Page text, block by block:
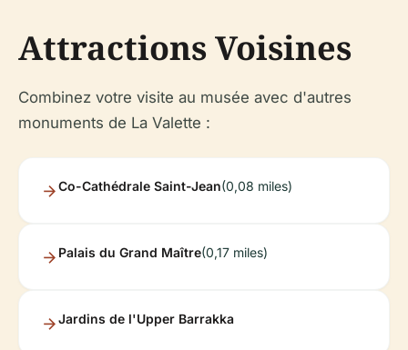
Attractions Voisines
Combinez votre visite au musée avec d'autres
monuments de La Valette :
Co-Cathédrale Saint-Jean(0,08 miles)
Palais du Grand Maître(0,17 miles)
Jardins de l'Upper Barrakka